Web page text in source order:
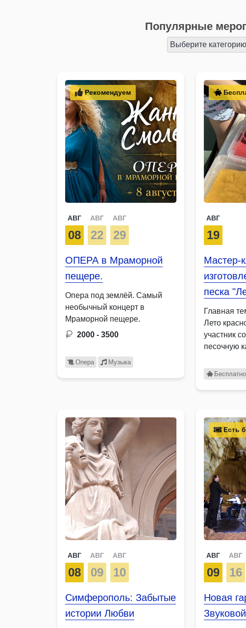
Популярные
Выберите категорию
Рекомендуем
АВГ
08
АВГ
22
АВГ
29
ОПЕРА в Мраморной
пещере.
Опера под землёй. Самый
необычный концерт в
Мраморной пещере.
2000 - 3500
Опера Музыка
АВГ
19
Мастер-
песка
Главная
Лето
участник
песочную
сюжеты …
Бесплатно
АВГ
08
АВГ
09
АВГ
10
Симферополь: Забытые
истории Любви
Есть
АВГ
09
АВГ
16
Новая